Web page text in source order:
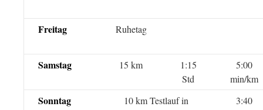
Freitag Ruhetag
Samstag 15 km
1:15
Std
5:00
min/km
Sonntag
10 km Testlauf in
3:40